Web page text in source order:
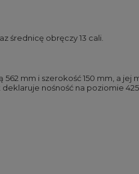
średnicę obręczy 13 cali.
mm i szerokość 150 mm, a jej
nośność na poziomie